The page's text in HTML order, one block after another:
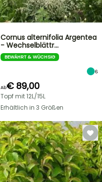
Cornus alternifolia Argentea
- Wechselblättr…
BEWÄHRT & WÜCHSIG
6
Ab€ 89,00
Topf mit 12L/15L
Erhältlich in 3 Größen